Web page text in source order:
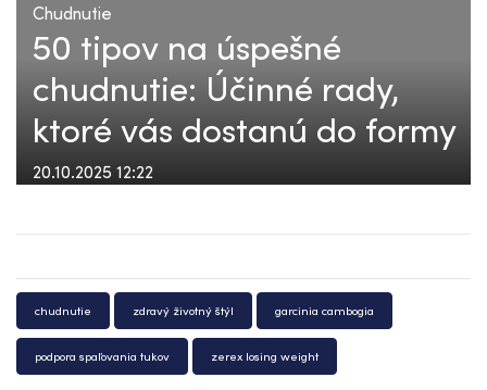
Chudnutie
50 tipov na úspešné
chudnutie: Účinné rady,
ktoré vás dostanú do formy
20.10.2025 12:22
chudnutie zdravý životný štýl garcinia cambogia
podpora spaľovania tukov zerex losing weight